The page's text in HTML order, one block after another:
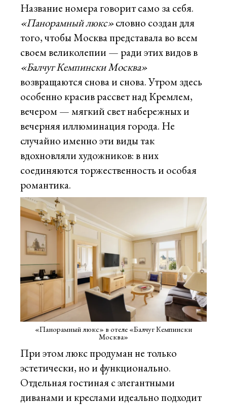
Название номера говорит само за себя.
«Панорамный люкс»словно создан для
того, чтобы Москва представала во всем
своем великолепии — ради этих видов в
«Балчуг Кемпински Москва»
возвращаются снова и снова. Утром здесь
особенно красив рассвет над Кремлем,
вечером — мягкий свет набережных и
вечерняя иллюминация города. Не
случайно именно эти виды так
вдохновляли художников: в них
соединяются торжественность и особая
романтика.
«Панорамный люкс» в отеле «Балчуг Кемпински
Москва»
При этом люкс продуман не только
эстетически, но и функционально.
Отдельная гостиная с элегантными
диванами и креслами идеально подходит